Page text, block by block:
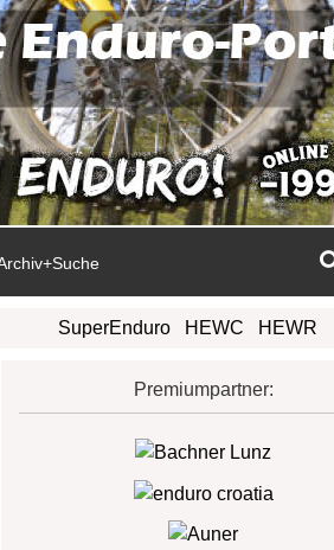
SuperEnduro HEWC HEWR
Premiumpartner: